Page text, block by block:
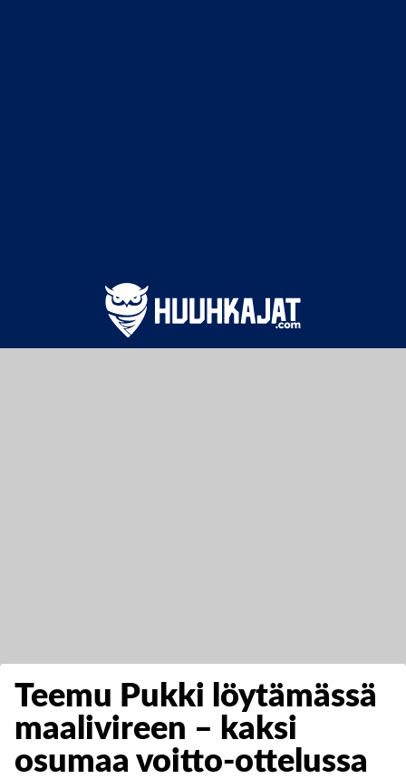
Teemu Pukki löytämässä
maalivireen – kaksi
osumaa voitto-ottelussa